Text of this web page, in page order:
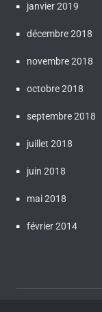
janvier 2019
décembre 2018
novembre 2018
octobre 2018
septembre 2018
juillet 2018
juin 2018
mai 2018
février 2014